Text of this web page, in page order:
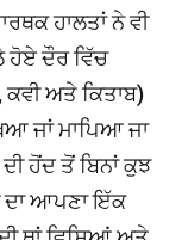
ਹਾਲਤਾਂ ਨੇ ਵੀ
ਹੋਏ ਦੌਰ ਵਿੱਚ
ਕਵੀ ਅਤੇ ਕਿਤਾਬ)
ਜਾਂ ਮਾਪਿਆ ਜਾ
ਹੋਂਦ ਤੋਂ ਬਿਨਾਂ ਕੁਝ
ਦਾ ਆਪਣਾ ਇੱਕ